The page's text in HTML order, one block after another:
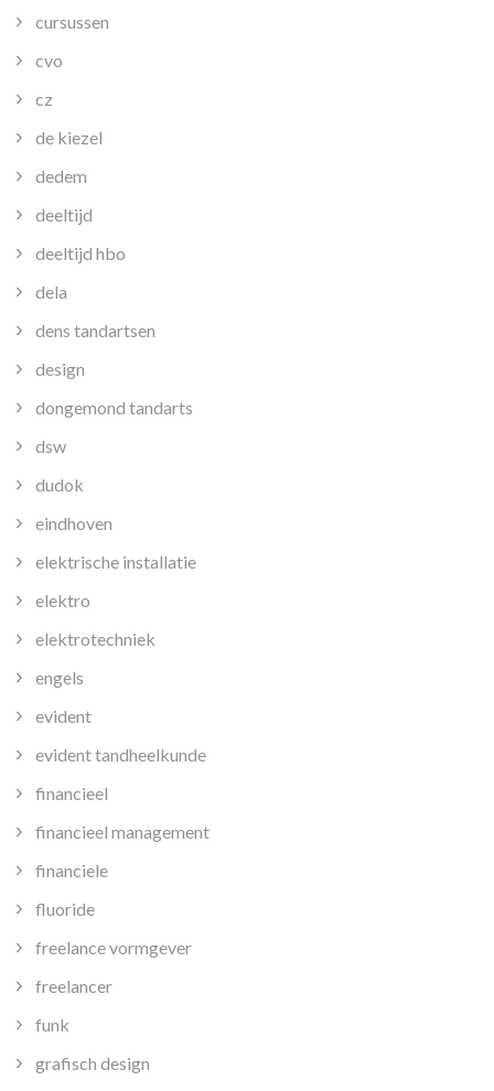
cursussen
cvo
cz
de kiezel
dedem
deeltijd
deeltijd hbo
dela
dens tandartsen
design
dongemond tandarts
dsw
dudok
eindhoven
elektrische installatie
elektro
elektrotechniek
engels
evident
evident tandheelkunde
financieel
financieel management
financiele
fluoride
freelance vormgever
freelancer
funk
grafisch design